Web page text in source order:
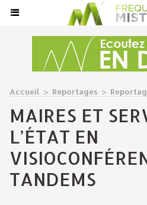
Accueil > Reportages >
MAIRES ET
L’ÉTAT EN
TANDEMS